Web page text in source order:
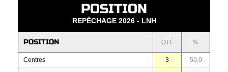
POSITION
REPÊCHAGE 2026 - LNH
POSITION QTÉ %
Centres 3 50,0